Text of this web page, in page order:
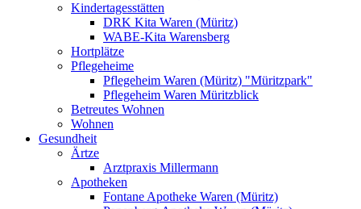
Kindertagesstätten
DRK Kita Waren (Müritz)
WABE-Kita Warensberg
Hortplätze
Pflegeheime
Pflegeheim Waren (Müritz) "Müritzpark"
Pflegeheim Waren Müritzblick
Betreutes Wohnen
Wohnen
Gesundheit
Ärtze
Arztpraxis Millermann
Apotheken
Fontane Apotheke Waren (Müritz)